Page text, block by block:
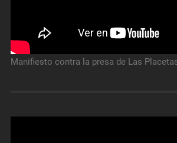
Manifiesto contra la presa de Las